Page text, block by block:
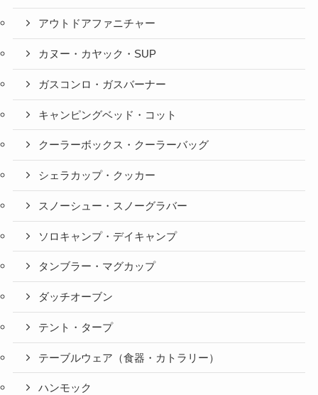
アウトドアファニチャー
カヌー・カヤック・SUP
ガスコンロ・ガスバーナー
キャンピングベッド・コット
クーラーボックス・クーラーバッグ
シェラカップ・クッカー
スノーシュー・スノーグラバー
ソロキャンプ・デイキャンプ
タンブラー・マグカップ
ダッチオーブン
テント・タープ
テーブルウェア（食器・カトラリー）
ハンモック